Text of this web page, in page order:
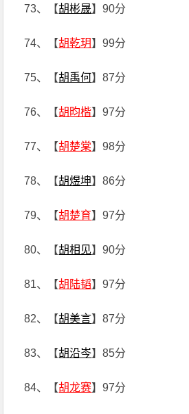
73、【胡彬晟】90分
74、【胡乾玥】99分
75、【胡禹何】87分
76、【胡昀楷】97分
77、【胡楚棠】98分
78、【胡煜坤】86分
79、【胡楚育】97分
80、【胡相见】90分
81、【胡陆韬】97分
82、【胡美言】87分
83、【胡沿岑】85分
84、【胡龙赛】97分